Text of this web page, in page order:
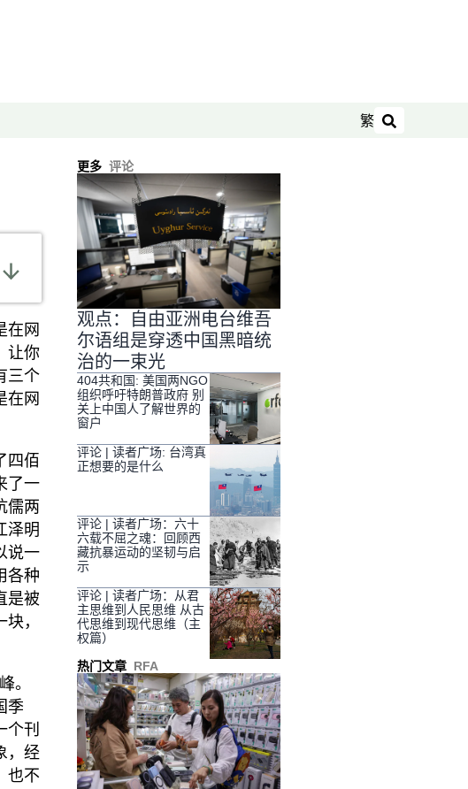
繁
搜索
在网
让你
三个
在网
四佰
了一
儒两
泽明
说一
各种
是被
，
。
季
个刊
，经
也不
更多 评论
观点：自由亚洲电台维吾
尔语组是穿透中国黑暗统
治的一束光
404共和国: 美国两NGO
组织呼吁特朗普政府 别
关上中国人了解世界的
窗户
评论 | 读者广场: 台湾真
正想要的是什么
评论 | 读者广场：六十
六载不屈之魂：回顾西
藏抗暴运动的坚韧与启
示
评论 | 读者广场：从君
主思维到人民思维 从古
代思维到现代思维（主
权篇）
热门文章 RFA